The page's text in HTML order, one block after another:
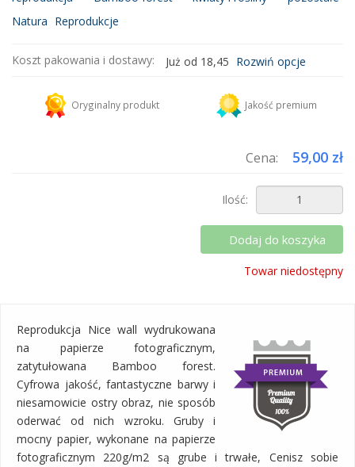
Natura Reprodukcje
Koszt pakowania i dostawy: Już od 18,45 Rozwiń opcje
Kurier DHL
Dodaj więcej produktów do koszyka i zapłać za wysyłkę tylko raz!
Oryginalny produkt Jakość premium
Cena: 59,00 zł
Dodaj do koszyka
Ilość:
Towar niedostępny
Reprodukcja Nice wall wydrukowana
na papierze fotograficznym,
zatytułowana Bamboo forest.
Cyfrowa jakość, fantastyczne barwy i
niesamowicie ostry obraz, nie sposób
oderwać od nich wzroku. Gruby i
mocny papier, wykonane na papierze
fotograficznym 220g/m2 są grube i trwałe, Cenisz sobie